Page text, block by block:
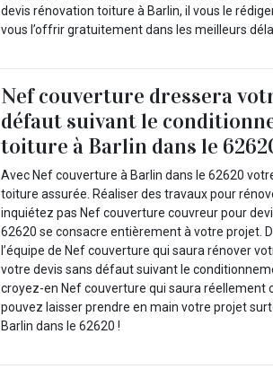
devis rénovation toiture à Barlin, il vous le
vous l’offrir gratuitement dans les meilleurs
Nef couverture dressera
défaut suivant le
toiture à Barlin dans le
Avec Nef couverture à Barlin dans le 62620
toiture assurée. Réaliser des travaux pour
inquiétez pas Nef couverture couvreur pour
62620 se consacre entièrement à votre projet.
l’équipe de Nef couverture qui saura rénover
votre devis sans défaut suivant le
croyez-en Nef couverture qui saura réellement
pouvez laisser prendre en main votre projet
Barlin dans le 62620 !